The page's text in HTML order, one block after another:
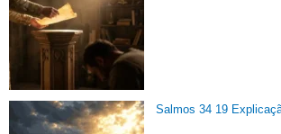
Salmos 34 19